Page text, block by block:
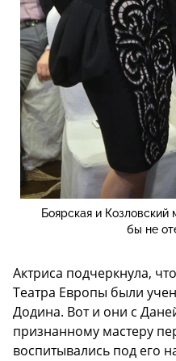
Боярская и
бы не
Актриса подчеркнула,
Театра Европы были
Додина. Вот и они с
признанному мастеру
воспитывались под его